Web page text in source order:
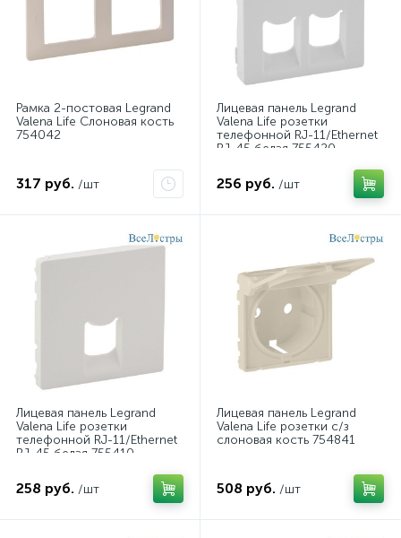
Рамка 2-постовая Legrand
Valena Life Слоновая кость
754042
317 руб. /шт
Лицевая панель Legrand
Valena Life розетки
телефонной RJ-11/Ethernet
RJ-45 белая 755420
256 руб. /шт
Лицевая панель Legrand
Valena Life розетки
телефонной RJ-11/Ethernet
RJ-45 белая 755410
258 руб. /шт
Лицевая панель Legrand
Valena Life розетки с/з
слоновая кость 754841
508 руб. /шт